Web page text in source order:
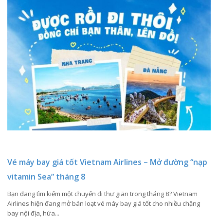
Vé máy bay giá tốt Vietnam Airlines – Mở đường “nạp
vitamin Sea” tháng 8
Bạn đang tìm kiếm một chuyến đi thư giãn trong tháng 8? Vietnam
Airlines hiện đang mở bán loạt vé máy bay giá tốt cho nhiều chặng
bay nội địa, hứa...